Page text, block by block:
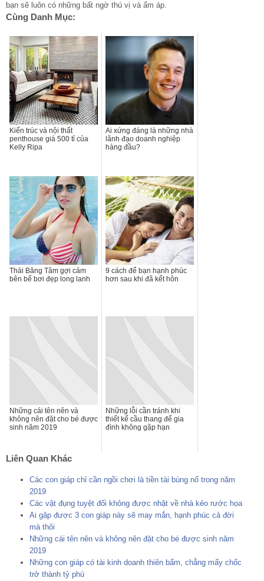
bạn sẽ luôn có những bất ngờ thú vị và ấm áp.
Cùng Danh Mục:
Kiến trúc và nội thất
penthouse giá 500 tỉ của
Kelly Ripa
Ai xứng đáng là những nhà
lãnh đạo doanh nghiệp
hàng đầu?
Thái Băng Tâm gợi cảm
bên bể bơi đẹp long lanh
9 cách để bạn hạnh phúc
hơn sau khi đã kết hôn
Những cái tên nên và
không nên đặt cho bé được
sinh năm 2019
Những lỗi cần tránh khi
thiết kế cầu thang để gia
đình không gặp hạn
Liên Quan Khác
Các con giáp chỉ cần ngồi chơi là tiền tài bùng nổ trong năm
2019
Các vật đụng tuyệt đối không được nhặt về nhà kẻo rước họa
Ai gặp được 3 con giáp này sẽ may mắn, hạnh phúc cả đời
mà thôi
Những cái tên nên và không nên đặt cho bé được sinh năm
2019
Những con giáp có tài kinh doanh thiên bẩm, chẳng mấy chốc
trở thành tỷ phú